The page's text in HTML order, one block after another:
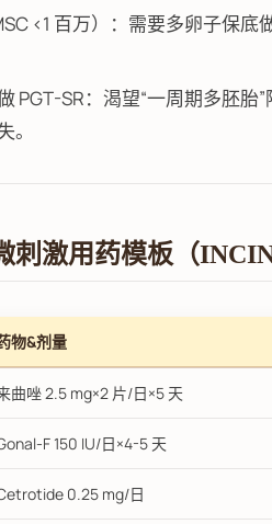
<1 百万）：需要多卵子保底
PGT-SR：渴望“一周期多胚胎
。
刺激用药模板（
物&剂量
曲唑 2.5 mg×2 片/日×5 天
F 150 IU/日×4-5 天
0.25 mg/日